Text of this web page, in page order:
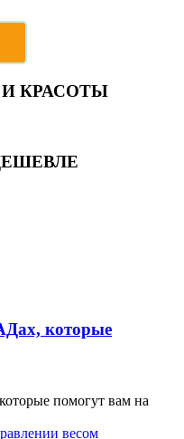
КРАСОТЫ
которые
помогут вам на